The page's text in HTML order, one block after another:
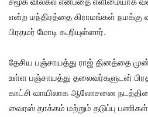
என்ற மந்திரத்தை கிராமங்கள் நமக்கு
பிரதமர் மோடி கூறியுள்ளார்.
தேசிய பஞ்சாயத்து ராஜ் தினத்தை
உள்ள பஞ்சாயத்து தலைவர்களுடன்
காட்சி வாயிலாக ஆலோசனை
வைரஸ் தாக்கம் மற்றும் தடுப்பு